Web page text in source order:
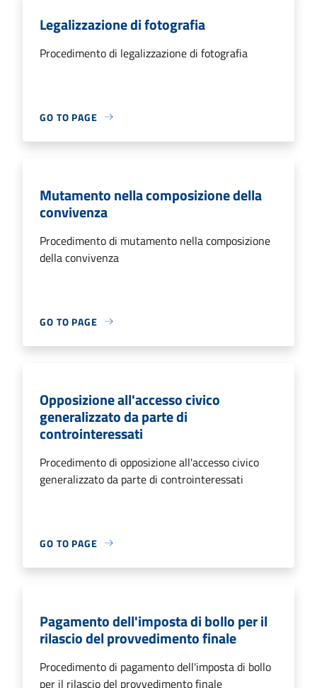
Legalizzazione di fotografia
Procedimento di legalizzazione di fotografia
GO TO PAGE
Mutamento nella composizione della
convivenza
Procedimento di mutamento nella composizione
della convivenza
GO TO PAGE
Opposizione all'accesso civico
generalizzato da parte di
controinteressati
Procedimento di opposizione all'accesso civico
generalizzato da parte di controinteressati
GO TO PAGE
Pagamento dell'imposta di bollo per il
rilascio del provvedimento finale
Procedimento di pagamento dell'imposta di bollo
per il rilascio del provvedimento finale